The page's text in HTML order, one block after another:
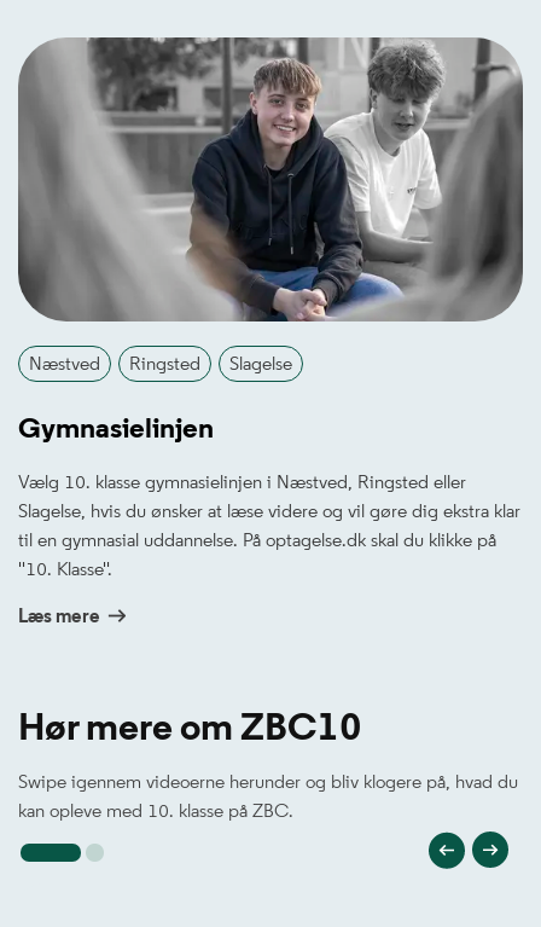
Næstved Ringsted Slagelse
Gymnasielinjen
Vælg 10. klasse gymnasielinjen i Næstved, Ringsted eller
Slagelse, hvis du ønsker at læse videre og vil gøre dig ekstra klar
til en gymnasial uddannelse. På optagelse.dk skal du klikke på
''10. Klasse''.
Læs mere
Hør mere om ZBC10
Swipe igennem videoerne herunder og bliv klogere på, hvad du
kan opleve med 10. klasse på ZBC.